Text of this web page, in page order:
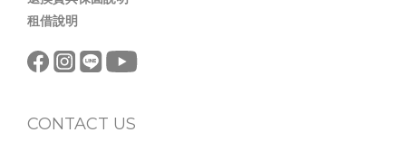
租借說明
CONTACT US